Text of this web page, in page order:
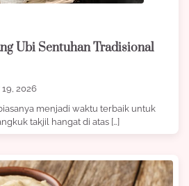
Ubi Sentuhan Tradisional
19, 2026
menjadi waktu terbaik untuk
takjil hangat di atas […]